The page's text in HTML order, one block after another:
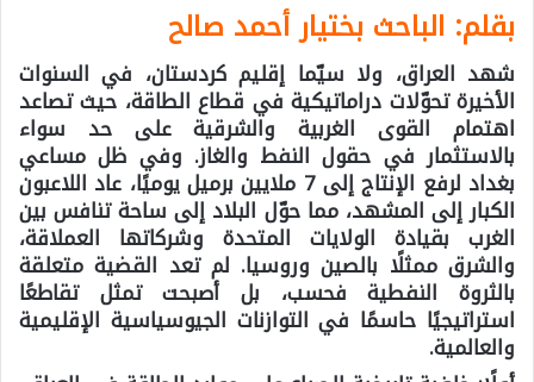
بقلم: الباحث بختیار أحمد صالح
شهد العراق، ولا سيّما إقليم كردستان، في السنوات
الأخيرة تحوّلات دراماتيكية في قطاع الطاقة، حيث تصاعد
اهتمام القوى الغربية والشرقية على حد سواء
بالاستثمار في حقول النفط والغاز. وفي ظل مساعي
بغداد لرفع الإنتاج إلى 7 ملايين برميل يوميًا، عاد اللاعبون
الكبار إلى المشهد، مما حوّل البلاد إلى ساحة تنافس بين
الغرب بقيادة الولايات المتحدة وشركاتها العملاقة،
والشرق ممثلًا بالصين وروسيا. لم تعد القضية متعلقة
بالثروة النفطية فحسب، بل أصبحت تمثل تقاطعًا
استراتيجيًا حاسمًا في التوازنات الجيوسياسية الإقليمية
والعالمية.